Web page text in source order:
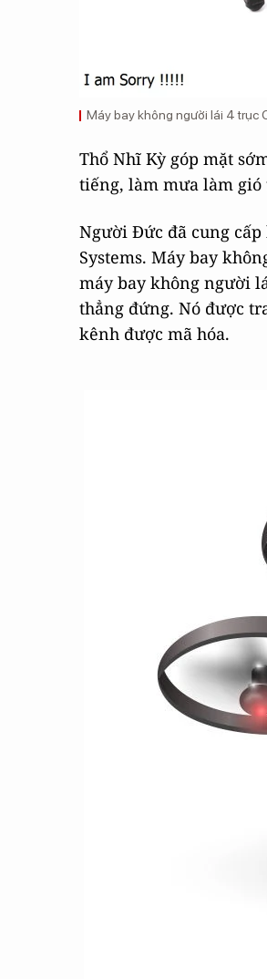
Máy bay không người lái 4 trục
Thổ Nhĩ Kỳ góp mặt
tiếng, làm mưa làm
Người Đức đã cung
Systems. Máy bay
máy bay không người
thẳng đứng. Nó được
kênh được mã hóa.